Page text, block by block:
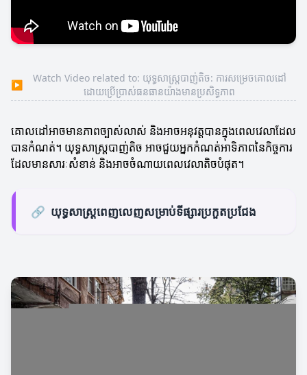
▶
Watch Video related to: យុទ្ធសាស្ត្របាញ់តិច: ការសម្រេចគោលដៅ
ដោយប្រើប្រាស់ធនធានយ៉ាងមានប្រសិទ្ធភាព
គោលដៅអាចមានភាពច្បាស់លាស់ និងអាចអនុវត្តបានក្នុងពេលវេលាដែល
បានកំណត់។ យុទ្ធសាស្ត្របាញ់តិច អាចជួយអ្នកកំណត់អាទិភាពនៃកិច្ចការ
ដែលមានសារៈសំខាន់ និងអាចចំណាយពេលវេលាតិចបំផុត។
🔗 យុទ្ធសាស្ត្រ​ពេញលេញសម្រាប់ទីផ្សារប្រកួតប្រជែង